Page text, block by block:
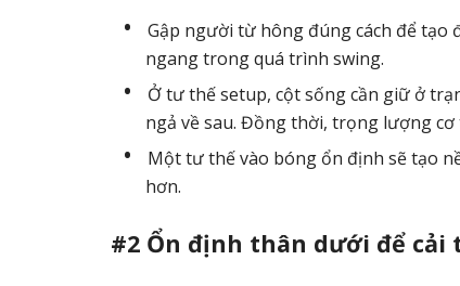
Gập người từ hông đúng cách để tạo
ngang trong quá trình swing.
Ở tư thế setup, cột sống cần giữ ở
ngả về sau. Đồng thời, trọng lượng
Một tư thế vào bóng ổn định sẽ tạo
hơn.
#2 Ổn định thân dưới để cải